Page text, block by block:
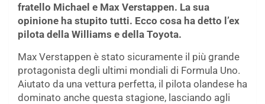
fratello Michael e Max Verstappen. La sua
opinione ha stupito tutti. Ecco cosa ha detto l’ex
pilota della Williams e della Toyota.
Max Verstappen è stato sicuramente il più grande
protagonista degli ultimi mondiali di Formula Uno.
Aiutato da una vettura perfetta, il pilota olandese ha
dominato anche questa stagione, lasciando agli